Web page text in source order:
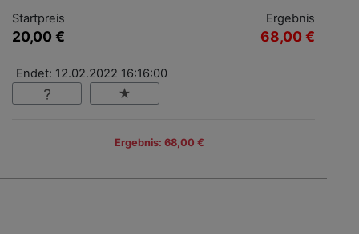
Startpreis
20,00 €
Ergebnis
68,00 €
Endet: 12.02.2022 16:16:00
Ergebnis: 68,00 €